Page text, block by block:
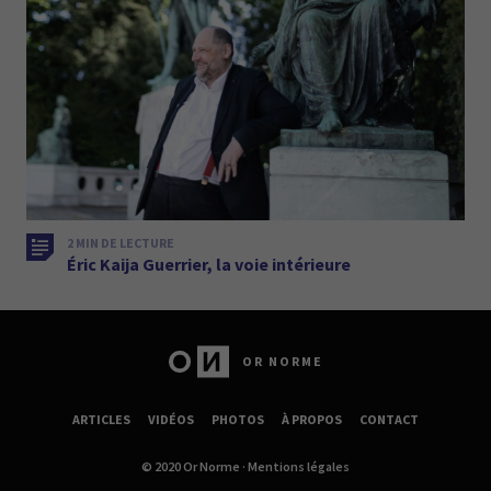
2 MIN DE LECTURE
Éric Kaija Guerrier, la voie intérieure
OR NORME
ARTICLES VIDÉOS PHOTOS À PROPOS CONTACT
© 2020 Or Norme · Mentions légales